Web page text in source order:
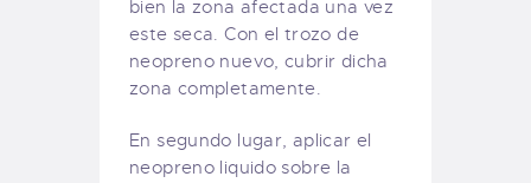
bien la zona afectada una vez
este seca. Con el trozo de
neopreno nuevo, cubrir dicha
zona completamente.
En segundo lugar, aplicar el
neopreno liquido sobre la